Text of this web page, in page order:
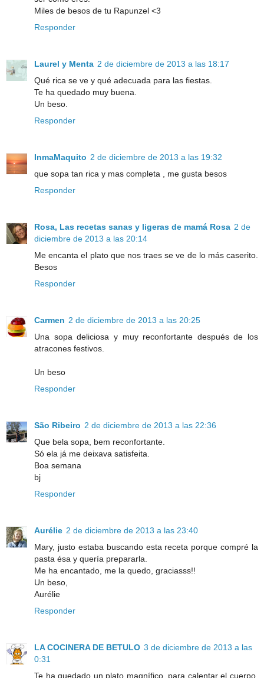
Miles de besos de tu Rapunzel <3
Responder
Laurel y Menta 2 de diciembre de 2013 a las 18:17
Qué rica se ve y qué adecuada para las fiestas.
Te ha quedado muy buena.
Un beso.
Responder
InmaMaquito 2 de diciembre de 2013 a las 19:32
que sopa tan rica y mas completa , me gusta besos
Responder
Rosa, Las recetas sanas y ligeras de mamá Rosa 2 de
diciembre de 2013 a las 20:14
Me encanta el plato que nos traes se ve de lo más caserito.
Besos
Responder
Carmen 2 de diciembre de 2013 a las 20:25
Una sopa deliciosa y muy reconfortante después de los
atracones festivos.
Un beso
Responder
São Ribeiro 2 de diciembre de 2013 a las 22:36
Que bela sopa, bem reconfortante.
Só ela já me deixava satisfeita.
Boa semana
bj
Responder
Aurélie 2 de diciembre de 2013 a las 23:40
Mary, justo estaba buscando esta receta porque compré la
pasta ésa y quería prepararla.
Me ha encantado, me la quedo, graciasss!!
Un beso,
Aurélie
Responder
LA COCINERA DE BETULO 3 de diciembre de 2013 a las
0:31
Te ha quedado un plato magnífico, para calentar el cuerpo.